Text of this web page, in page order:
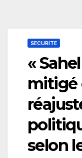
SECURITE
«
mitigé
selon